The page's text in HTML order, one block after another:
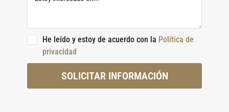
He leído y estoy de acuerdo con la Política de
privacidad
SOLICITAR INFORMACIÓN